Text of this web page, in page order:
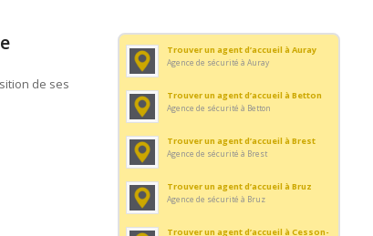
de ses
Trouver un agent d’accueil à Auray
Agence de sécurité à Auray
Trouver un agent d’accueil à Betton
Agence de sécurité à Betton
Trouver un agent d’accueil à Brest
Agence de sécurité à Brest
Trouver un agent d’accueil à Bruz
Agence de sécurité à Bruz
Trouver un agent d’accueil à Cesson-